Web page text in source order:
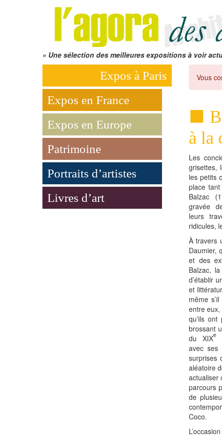
« Une sélection des meilleures expositions à voir
Expos à Paris
Expos en France
Expos en Europe
Patrimoine
Portraits d’artistes
Livres d’art
Vous
à la
Les
grisettes,
les petits
place
Balzac
gravée
leurs
ridicules,
À travers
Daumier,
et des
Balzac,
d’établir
et
même
entre
qu’ils
brossant
du XIXe
avec ses
surprises
aléatoire
actualiser
parcours
de
Coco.